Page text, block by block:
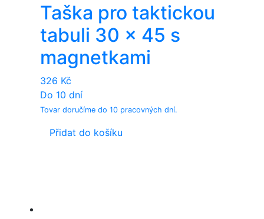
Taška pro taktickou
tabuli 30 x 45 s
magnetkami
326 Kč
Do 10 dní
Tovar doručíme do 10 pracovných dní.
Přidat do košíku